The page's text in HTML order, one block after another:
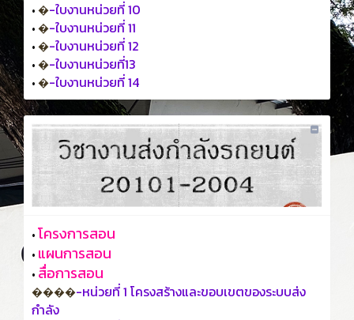
•�-ใบงานหน่วยที่ 10
•�-ใบงานหน่วยที่ 11
•�-ใบงานหน่วยที่ 12
•�-ใบงานหน่วยที่13
•�-ใบงานหน่วยที่ 14
•โครงการสอน
• แผนการสอน
• สื่อการสอน
����-หน่วยที่ 1 โครงสร้างและขอบเขตของระบบส่ง
กำลัง